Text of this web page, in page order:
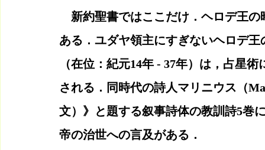
新約聖書ではここだけ．ヘロデ王の
ある．ユダヤ領主にすぎないヘロデ
（在位：紀元14年 - 37年）は，占星
される．同時代の詩人マリニウス（
文）》と題する叙事詩体の教訓詩5巻
帝の治世への言及がある．